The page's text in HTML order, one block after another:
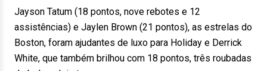
Jayson Tatum (18 pontos, nove rebotes e 12
assistências) e Jaylen Brown (21 pontos), as estrelas do
Boston, foram ajudantes de luxo para Holiday e Derrick
White, que também brilhou com 18 pontos, três roubadas